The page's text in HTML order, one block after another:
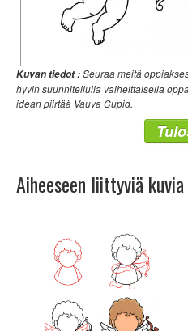
Kuvan tiedot :Seuraa meitä
hyvin suunnitellulla vaiheittaisella
idean piirtää Vauva Cupid.
Aiheeseen liittyviä kuvia